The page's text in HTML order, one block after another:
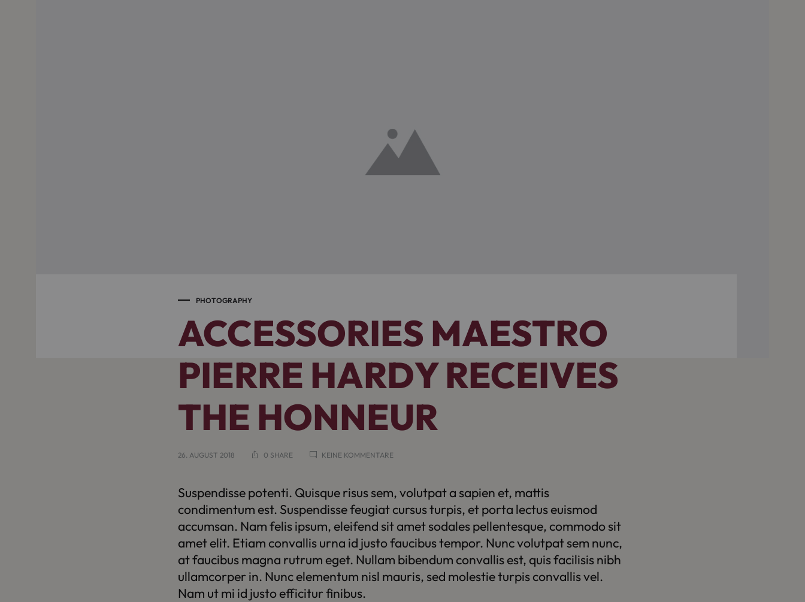
PHOTOGRAPHY
ACCESSORIES MAESTRO
PIERRE HARDY RECEIVES
THE HONNEUR
26. AUGUST 2018 0 SHARE KEINE KOMMENTARE
PIERRE
HARDY
RECEIVES
HONNEUR
Suspendisse potenti. Quisque risus sem, volutpat a sapien et, mattis
condimentum est. Suspendisse feugiat cursus turpis, et porta lectus euismod
accumsan. Nam felis ipsum, eleifend sit amet sodales pellentesque, commodo sit
amet elit. Etiam convallis urna id justo faucibus tempor. Nunc volutpat sem nunc,
at faucibus magna rutrum eget. Nullam bibendum convallis est, quis facilisis nibh
ullamcorper in. Nunc elementum nisl mauris, sed molestie turpis convallis vel.
Nam ut mi id justo efficitur finibus.